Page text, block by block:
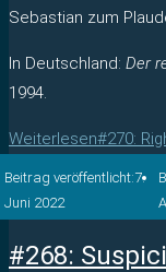
Sebastian zum
In Deutschland: Der
1994.
Weiterlesen#270:
Beitrag veröffentlicht:7.
Juni 2022
#268: